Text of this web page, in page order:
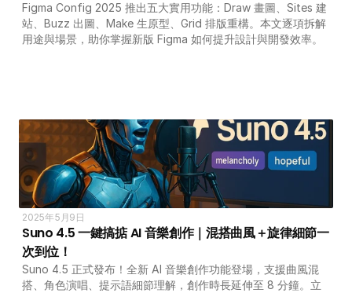
Figma Config 2025 推出五大實用功能：Draw 畫圖、Sites 建
站、Buzz 出圖、Make 生原型、Grid 排版重構。本文逐項拆解
用途與場景，助你掌握新版 Figma 如何提升設計與開發效率。
2025年5月9日
Suno 4.5 一鍵搞掂 AI 音樂創作｜混搭曲風＋旋律細節一
次到位！
Suno 4.5 正式發布！全新 AI 音樂創作功能登場，支援曲風混
搭、角色演唱、提示語細節理解，創作時長延伸至 8 分鐘。立